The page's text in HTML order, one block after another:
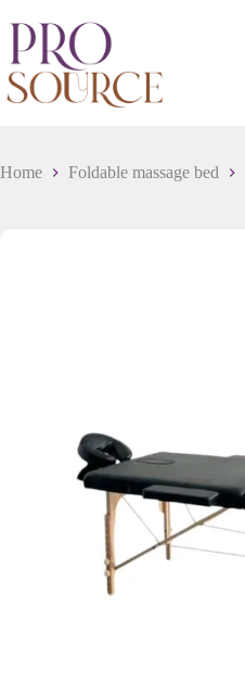
Home Foldable massage bed